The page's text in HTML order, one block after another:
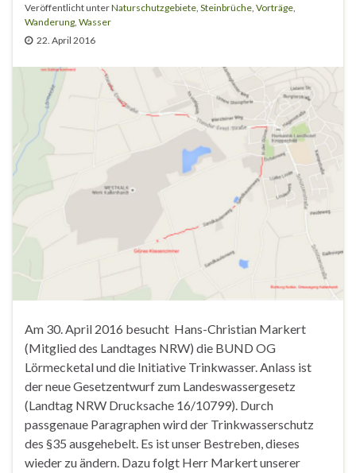
Veröffentlicht unterNaturschutzgebiete, Steinbrüche, Vorträge,
Wanderung, Wasser
22. April 2016
Am 30. April 2016 besucht Hans-Christian Markert
(Mitglied des Landtages NRW) die BUND OG
Lörmecketal und die Initiative Trinkwasser. Anlass ist
der neue Gesetzentwurf zum Landeswassergesetz
(Landtag NRW Drucksache 16/10799). Durch
passgenaue Paragraphen wird der Trinkwasserschutz
des §35 ausgehebelt. Es ist unser Bestreben, dieses
wieder zu ändern. Dazu folgt Herr Markert unserer